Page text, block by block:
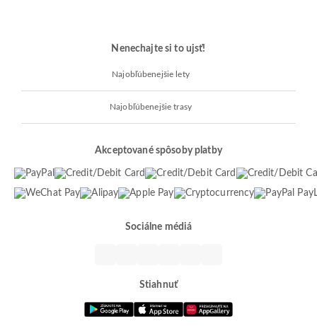
Nenechajte si to ujsť!
Najobľúbenejšie lety
Najobľúbenejšie trasy
Akceptované spôsoby platby
Sociálne médiá
Stiahnuť